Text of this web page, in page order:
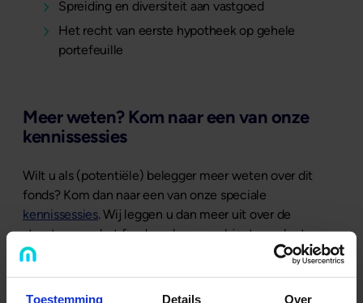
Toestemming Details Over
Spreiding en diversiteit aan vastgoed
Het recht van eerste hypotheek op gehele
portefeuille
Meer weten? Kom naar een van onze
kennissessies
Wilt u als (potentiële) belegger meer weten over dit
fonds? Kom dan naar een van onze speciale
kennissessies. Wij leggen u dan meer uit over de
structuur van het fonds en hoe we objecten selecteren.
Natuurlijk kunt u tijdens de sessies ook uw vragen stellen
hier
aanmelden en voel u vrij iemand mee te nemen.